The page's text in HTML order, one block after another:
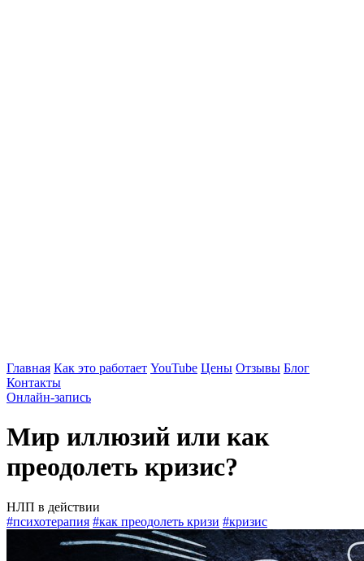
Главная Как это работает YouTube Цены Отзывы Блог
Контакты
Онлайн-запись
Мир иллюзий или как
преодолеть кризис?
НЛП в действии
#психотерапия #как преодолеть кризи #кризис